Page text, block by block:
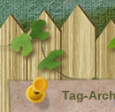
Tag-